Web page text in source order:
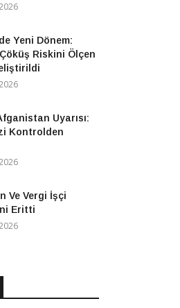
Yeni Dönem:
Riskini Ölçen
Uyarısı:
Kontrolden
Ve Vergi İşçi
Eritti